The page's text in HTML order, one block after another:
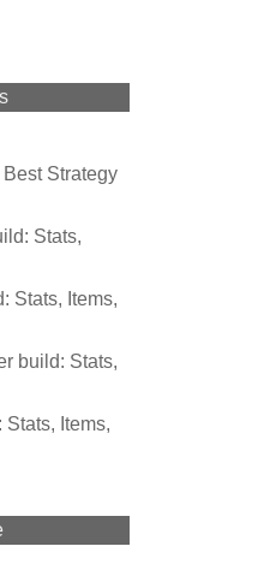
Strategy
Stats,
Stats, Items,
build: Stats,
Items,